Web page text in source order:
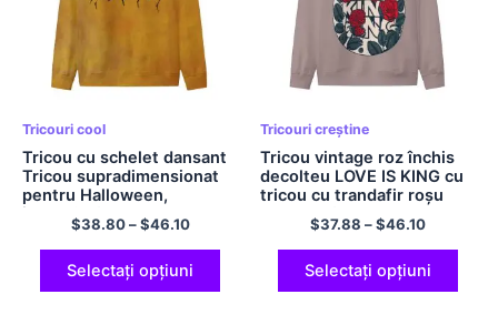
Tricouri cool
Tricou cu schelet dansant
Tricou supradimensionat
pentru Halloween,
învechit, fără glugă,
cămașă confortabilă din
poliester pentru bărbați și
femei
$38.80–$46.10
Selectați opțiuni
Tricouri creștine
Tricou vintage roz închis
decolteu LOVE IS KING cu
tricou cu trandafir roșu
Hanorac fără glugă Jesus
cu hanorac cu mânecă
lungă Cămașă în cruce
Cămașă ușoară din
poliester
$37.88 –$46.10
Selectați opțiuni